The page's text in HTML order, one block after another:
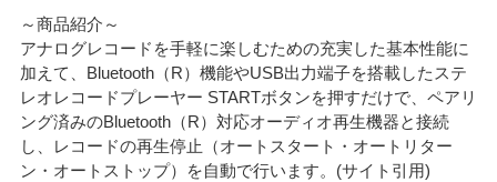
～商品紹介～
アナログレコードを手軽に楽しむための充実した基本性能に
加えて、Bluetooth（R）機能やUSB出力端子を搭載したステ
レオレコードプレーヤー STARTボタンを押すだけで、ペアリ
ング済みのBluetooth（R）対応オーディオ再生機器と接続
し、レコードの再生停止（オートスタート・オートリター
ン・オートストップ）を自動で行います。(サイト引用)